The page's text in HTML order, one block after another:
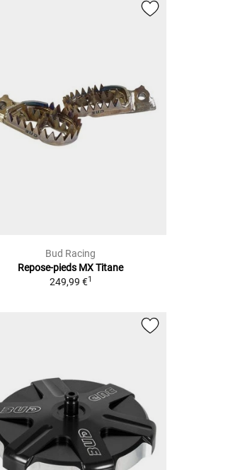
Bud Racing
Repose-pieds MX Titane
249,99 €1